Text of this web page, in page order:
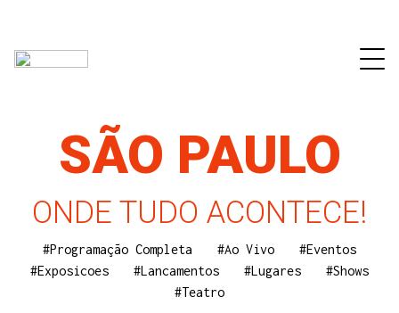
SÃO PAULO
ONDE TUDO ACONTECE!
#Programação Completa #Ao Vivo
#Eventos
#Exposicoes
#Lancamentos #Lugares
#Shows
#Teatro